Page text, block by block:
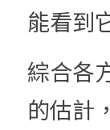
能看到
綜合各
的估計